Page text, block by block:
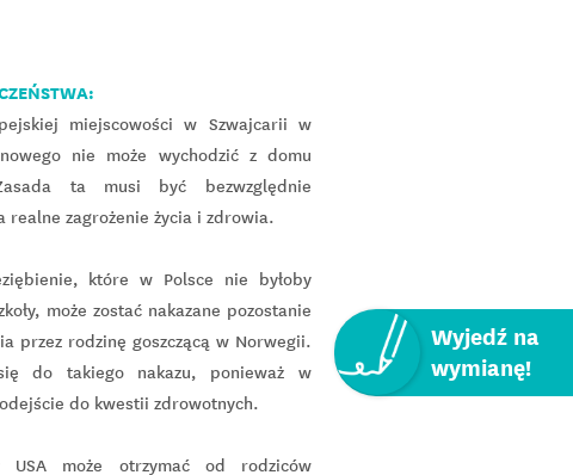
Wyjedź na
wymianę!
miejscowości w Szwajcarii w
nie może wychodzić z domu
ta musi być bezwzględnie
realne zagrożenie życia i zdrowia.
które w Polsce nie byłoby
może zostać nakazane pozostanie
przez rodzinę goszczącą w Norwegii.
do takiego nakazu, ponieważ w
do kwestii zdrowotnych.
może otrzymać od rodziców